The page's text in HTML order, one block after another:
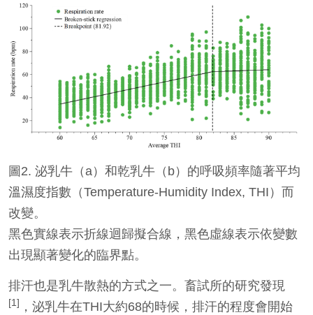
圖2. 泌乳牛（a）和乾乳牛（b）的呼吸頻率隨著平均
溫濕度指數（Temperature-Humidity Index, THI）而
改變。
黑色實線表示折線迴歸擬合線，黑色虛線表示依變數
出現顯著變化的臨界點。
排汗也是乳牛散熱的方式之一。畜試所的研究發現
[1]
，泌乳牛在THI大約68的時候，排汗的程度會開始